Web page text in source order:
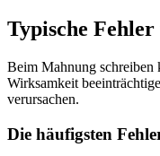
Typische
Beim Mahnung schreiben
Wirksamkeit
verursachen.
Die häufigsten